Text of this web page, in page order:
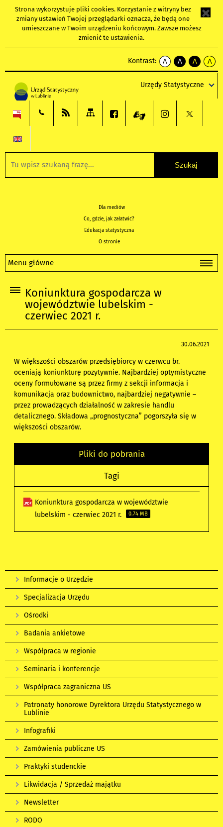
Strona wykorzystuje pliki cookies. Korzystanie z witryny bez
zmiany ustawień Twojej przeglądarki oznacza, że będą one
umieszczane w Twoim urządzeniu końcowym. Zawsze możesz
zmienić te ustawienia.
Kontrast:
A
kontrast
A
kontrast
tekst
czarnym
A
kontrast
tekst
czarnym
A
tekst
żółtym
Urzędy Statystyczne
Dla mediów
Co, gdzie, jak załatwić?
Edukacja statystyczna
O stronie
Menu główne
Koniunktura gospodarcza w
województwie lubelskim -
czerwiec 2021 r.
30.06.2021
W większości obszarów przedsiębiorcy w czerwcu br.
oceniają koniunkturę pozytywnie. Najbardziej optymistyczne
oceny formułowane są przez firmy z sekcji informacja i
komunikacja oraz budownictwo, najbardziej negatywnie –
przez prowadzących działalność w zakresie handlu
detalicznego. Składowa „prognostyczna” pogorszyła się w
większości obszarów.
Pliki do pobrania
Tagi
Koniunktura gospodarcza w województwie
lubelskim - czerwiec 2021 r.
0.74 MB
Informacje o Urzędzie
Specjalizacja Urzędu
Ośrodki
Badania ankietowe
Współpraca w regionie
Seminaria i konferencje
Współpraca zagraniczna US
Patronaty honorowe Dyrektora Urzędu Statystycznego w
Lublinie
Infografiki
Zamówienia publiczne US
Praktyki studenckie
Likwidacja / Sprzedaż majątku
Newsletter
RODO